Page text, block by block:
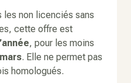
non licenciés sans
cette offre est
, pour les moins
. Elle ne permet pas
homologués.